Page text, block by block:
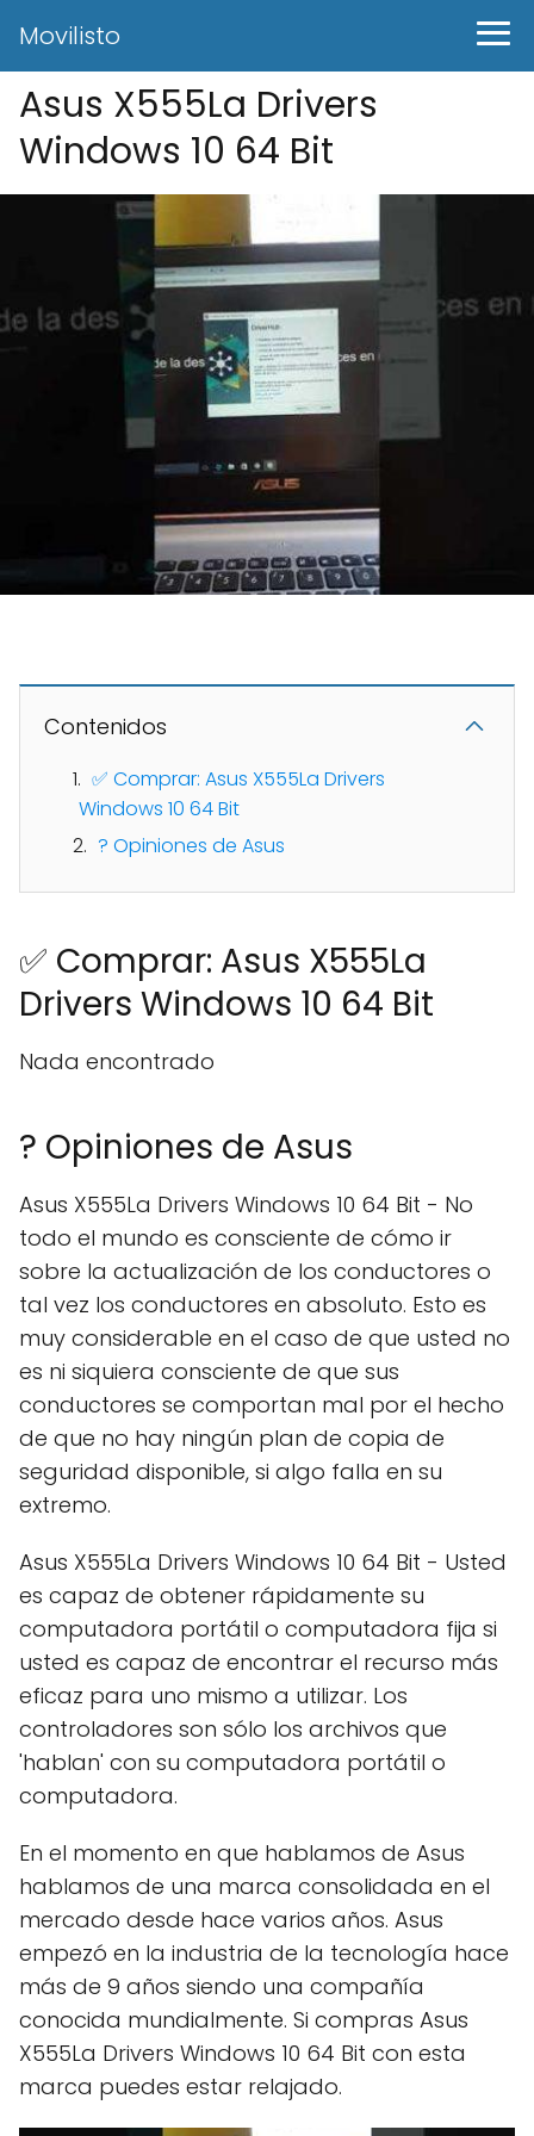
Movilisto
Asus X555La Drivers
Windows 10 64 Bit
Contenidos
✅ Comprar: Asus X555La Drivers
Windows 10 64 Bit
? Opiniones de Asus
✅ Comprar: Asus X555La
Drivers Windows 10 64 Bit
Nada encontrado
? Opiniones de Asus
Asus X555La Drivers Windows 10 64 Bit - No
todo el mundo es consciente de cómo ir
sobre la actualización de los conductores o
tal vez los conductores en absoluto. Esto es
muy considerable en el caso de que usted no
es ni siquiera consciente de que sus
conductores se comportan mal por el hecho
de que no hay ningún plan de copia de
seguridad disponible, si algo falla en su
extremo.
Asus X555La Drivers Windows 10 64 Bit - Usted
es capaz de obtener rápidamente su
computadora portátil o computadora fija si
usted es capaz de encontrar el recurso más
eficaz para uno mismo a utilizar. Los
controladores son sólo los archivos que
'hablan' con su computadora portátil o
computadora.
En el momento en que hablamos de Asus
hablamos de una marca consolidada en el
mercado desde hace varios años. Asus
empezó en la industria de la tecnología hace
más de 9 años siendo una compañía
conocida mundialmente. Si compras Asus
X555La Drivers Windows 10 64 Bit con esta
marca puedes estar relajado.